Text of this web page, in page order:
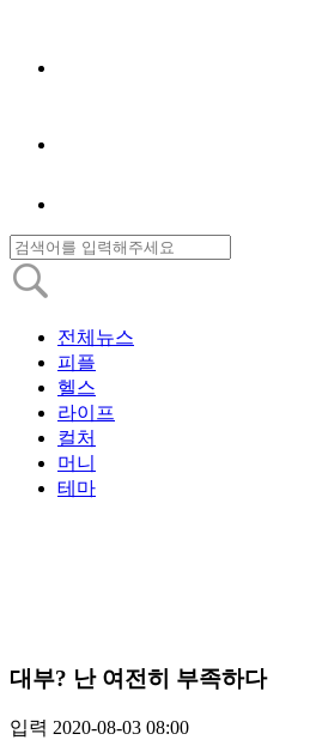
전체뉴스
피플
헬스
라이프
컬처
머니
테마
대부? 난 여전히 부족하다
입력 2020-08-03 08:00